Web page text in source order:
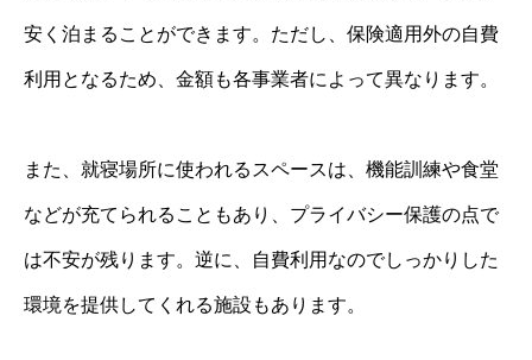
安く泊まることができます。ただし、保険適用外の自費
利用となるため、金額も各事業者によって異なります。
また、就寝場所に使われるスペースは、機能訓練や食堂
などが充てられることもあり、プライバシー保護の点で
は不安が残ります。逆に、自費利用なのでしっかりした
環境を提供してくれる施設もあります。